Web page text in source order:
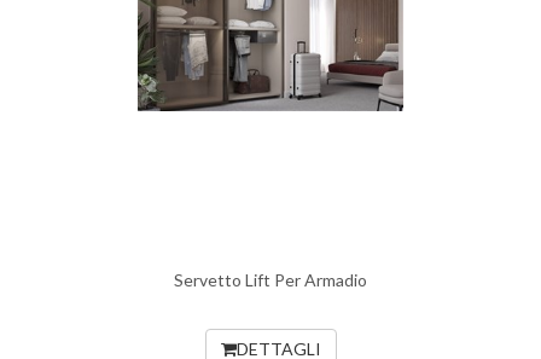
Servetto Lift Per Armadio
DETTAGLI